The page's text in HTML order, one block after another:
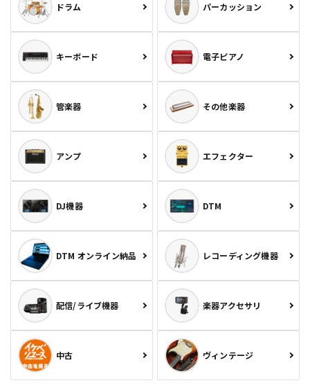
ドラム パーカッション
キーボード 電子ピアノ
管楽器 その他楽器
アンプ エフェクター
DJ機器 DTM
DTM オンライン納品 レコーディング機器
配信/ライブ機器 楽器アクセサリ
中古 ヴィンテージ